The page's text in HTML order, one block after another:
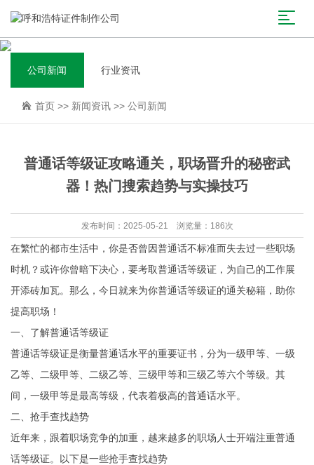
公司新闻 行业资讯
首页 >> 新闻资讯 >> 公司新闻
普通话等级证攻略通关，职场晋升的秘密武
器！热门搜索趋势与实操技巧
发布时间：2025-05-21 浏览量：186次
在繁忙的都市生活中，你是否曾因普通话不标准而失去过一些职场
时机？或许你曾暗下决心，要考取普通话等级证，为自己的工作展
开添砖加瓦。那么，今日就来为你普通话等级证的通关秘籍，助你
提高职场！
一、了解普通话等级证
普通话等级证是衡量普通话水平的重要证书，分为一级甲等、一级
乙等、二级甲等、二级乙等、三级甲等和三级乙等六个等级。其
间，一级甲等是最高等级，代表着极高的普通话水平。
二、抢手查找趋势
近年来，跟着职场竞争的加重，越来越多的职场人士开端注重普通
话等级证。以下是一些抢手查找趋势